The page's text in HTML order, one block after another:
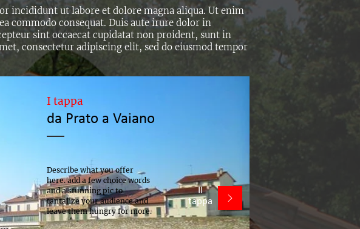
incididunt ut labore et dolore magna aliqua. Ut enim
commodo consequat. Duis aute irure dolor in
sint occaecat cupidatat non proident, sunt in
consectetur adipiscing elit, sed do eiusmod tempor
I tappa
da Prato a Vaiano
Describe what you offer
here. add a few choice words
and a stunning pic to
tantalize your audience and
leave them hungry for more.
II
tappa